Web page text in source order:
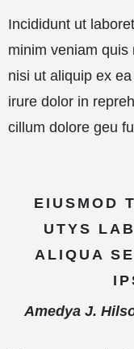
Incididunt ut
minim veniam
nisi ut aliquip ex
irure dolor in
cillum dolore geu
EIUSMOD
UTYS
ALIQUA
Amedya J.